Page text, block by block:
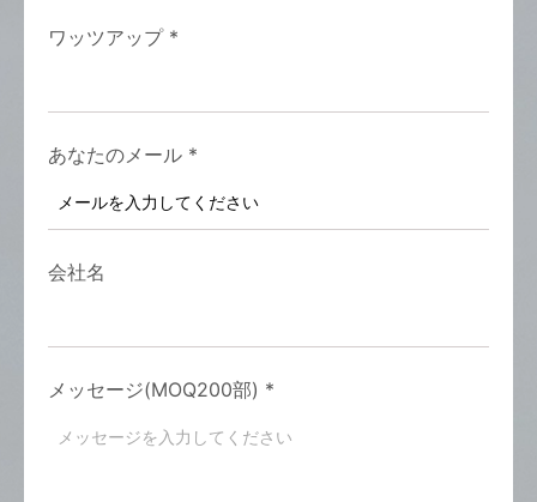
ワッツアップ *
あなたのメール *
会社名
メッセージ(MOQ200部) *